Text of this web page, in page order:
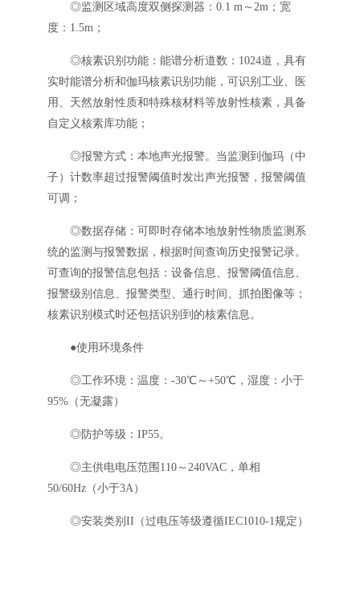
◎监测区域高度双侧探测器：0.1 m～2m；宽
度：1.5m；
◎核素识别功能：能谱分析道数：1024道，具有
实时能谱分析和伽玛核素识别功能，可识别工业、医
用、天然放射性质和特殊核材料等放射性核素，具备
自定义核素库功能；
◎报警方式：本地声光报警。当监测到伽玛（中
子）计数率超过报警阈值时发出声光报警，报警阈值
可调；
◎数据存储：可即时存储本地放射性物质监测系
统的监测与报警数据，根据时间查询历史报警记录。
可查询的报警信息包括：设备信息、报警阈值信息、
报警级别信息、报警类型、通行时间、抓拍图像等；
核素识别模式时还包括识别到的核素信息。
●使用环境条件
◎工作环境：温度：-30℃～+50℃，湿度：小于
95%（无凝露）
◎防护等级：IP55。
◎主供电电压范围110～240VAC，单相
50/60Hz（小于3A）
◎安装类别II（过电压等级遵循IEC1010-1规定）